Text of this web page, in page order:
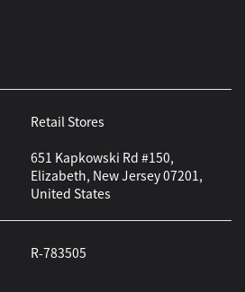
Retail Stores
651 Kapkowski Rd #150,
Elizabeth, New Jersey 07201,
United States
R-783505